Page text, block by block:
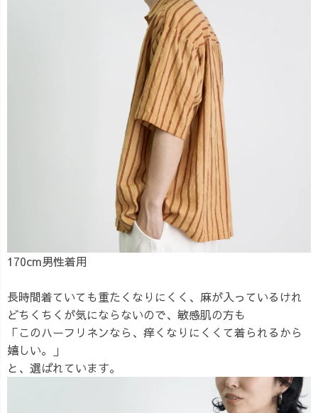
170cm男性着用
長時間着ていても重たくなりにくく、麻が入っているけれ
どちくちくが気にならないので、敏感肌の方も
「このハーフリネンなら、痒くなりにくくて着られるから
嬉しい。」
と、選ばれています。